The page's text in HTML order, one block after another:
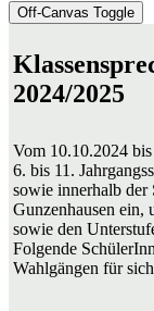
Off-Canvas Toggle
2024/2025
Vom 10.10.2024
6. bis 11.
sowie innerhalb der
Gunzenhausen ein,
sowie den
Folgende
Wahlgängen für